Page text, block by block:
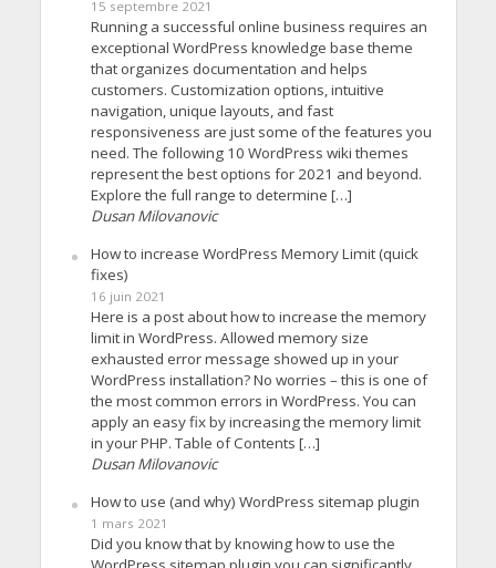
15 septembre 2021
Running a successful online business requires an
exceptional WordPress knowledge base theme
that organizes documentation and helps
customers. Customization options, intuitive
navigation, unique layouts, and fast
responsiveness are just some of the features you
need. The following 10 WordPress wiki themes
represent the best options for 2021 and beyond.
Explore the full range to determine […]
Dusan Milovanovic
How to increase WordPress Memory Limit (quick
fixes)
16 juin 2021
Here is a post about how to increase the memory
limit in WordPress. Allowed memory size
exhausted error message showed up in your
WordPress installation? No worries – this is one of
the most common errors in WordPress. You can
apply an easy fix by increasing the memory limit
in your PHP. Table of Contents […]
Dusan Milovanovic
How to use (and why) WordPress sitemap plugin
1 mars 2021
Did you know that by knowing how to use the